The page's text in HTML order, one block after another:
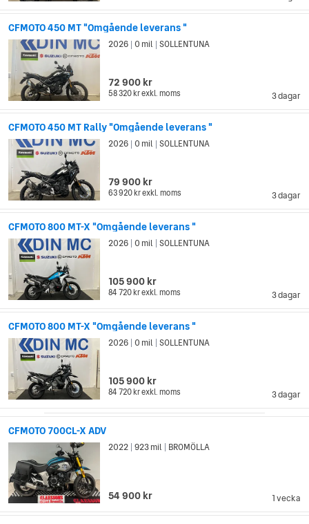
CFMOTO 450 MT "Omgående leverans "
3 dagar
2026 0 mil SOLLENTUNA
72 900 kr
58 320 krexkl. moms
CFMOTO 450 MT Rally "Omgående leverans "
3 dagar
2026 0 mil SOLLENTUNA
79 900 kr
63 920 krexkl. moms
CFMOTO 800 MT-X "Omgående leverans "
3 dagar
2026 0 mil SOLLENTUNA
105 900 kr
84 720 krexkl. moms
CFMOTO 800 MT-X "Omgående leverans "
3 dagar
2026 0 mil SOLLENTUNA
105 900 kr
84 720 krexkl. moms
CFMOTO 700CL-X ADV
1 vecka
2022 923 mil BROMÖLLA
54 900 kr